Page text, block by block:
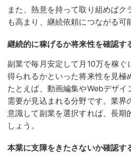
また、熱意を持って取り組めばク
も高まり、継続依頼につながる可
継続的に稼げるか将来性を確認す
副業で毎月安定して月10万を稼ぐ
得られるかといった将来性を見極
たとえば、動画編集やWebデザイ
需要が見込まれる分野です。業界
意識して副業を選択すれば、長期
しょう。
本業に支障をきたさないか確認す